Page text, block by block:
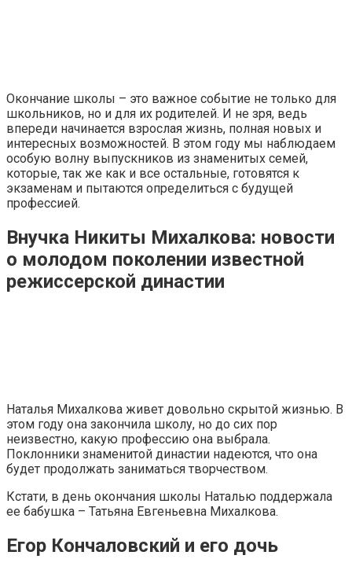
Окончание школы – это важное событие не только для
школьников, но и для их родителей. И не зря, ведь
впереди начинается взрослая жизнь, полная новых и
интересных возможностей. В этом году мы наблюдаем
особую волну выпускников из знаменитых семей,
которые, так же как и все остальные, готовятся к
экзаменам и пытаются определиться с будущей
профессией.
Внучка Никиты Михалкова: новости
о молодом поколении известной
режиссерской династии
Наталья Михалкова живет довольно скрытой жизнью. В
этом году она закончила школу, но до сих пор
неизвестно, какую профессию она выбрала.
Поклонники знаменитой династии надеются, что она
будет продолжать заниматься творчеством.
Кстати, в день окончания школы Наталью поддержала
ее бабушка – Татьяна Евгеньевна Михалкова.
Егор Кончаловский и его дочь